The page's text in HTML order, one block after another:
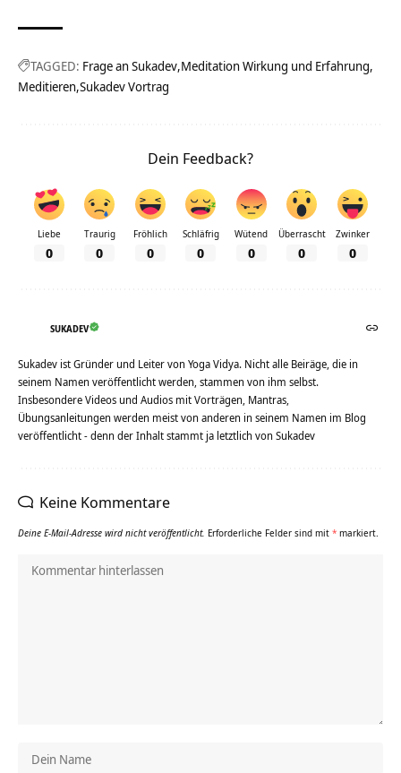
TAGGED: Frage an Sukadev Meditation Wirkung und Erfahrung
Meditieren Sukadev Vortrag
Dein Feedback?
Liebe
0
Traurig
0
Fröhlich
0
Schläfrig
0
Wütend
0
Überrascht
0
Zwinker
0
SUKADEV
Sukadev ist Gründer und Leiter von Yoga Vidya. Nicht alle Beiräge, die in
seinem Namen veröffentlicht werden, stammen von ihm selbst.
Insbesondere Videos und Audios mit Vorträgen, Mantras,
Übungsanleitungen werden meist von anderen in seinem Namen im Blog
veröffentlicht - denn der Inhalt stammt ja letztlich von Sukadev
Keine Kommentare
Deine E-Mail-Adresse wird nicht veröffentlicht. Erforderliche Felder sind mit * markiert.